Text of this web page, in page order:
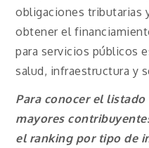
obligaciones tributarias
obtener el
para servicios públicos
salud, infraestructura y
Para conocer el
mayores
el ranking por tipo de